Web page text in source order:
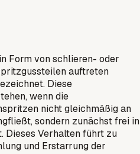
Form von schlieren- oder
auftreten
Diese
wenn die
nicht gleichmäßig an
sondern zunächst frei in
Dieses Verhalten führt zu
und Erstarrung der